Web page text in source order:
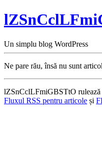
Un simplu blog WordPress
Ne pare rău, însă nu sunt
lZSnCclLFmiGBSTtO rulează
Fluxul RSS pentru articole și